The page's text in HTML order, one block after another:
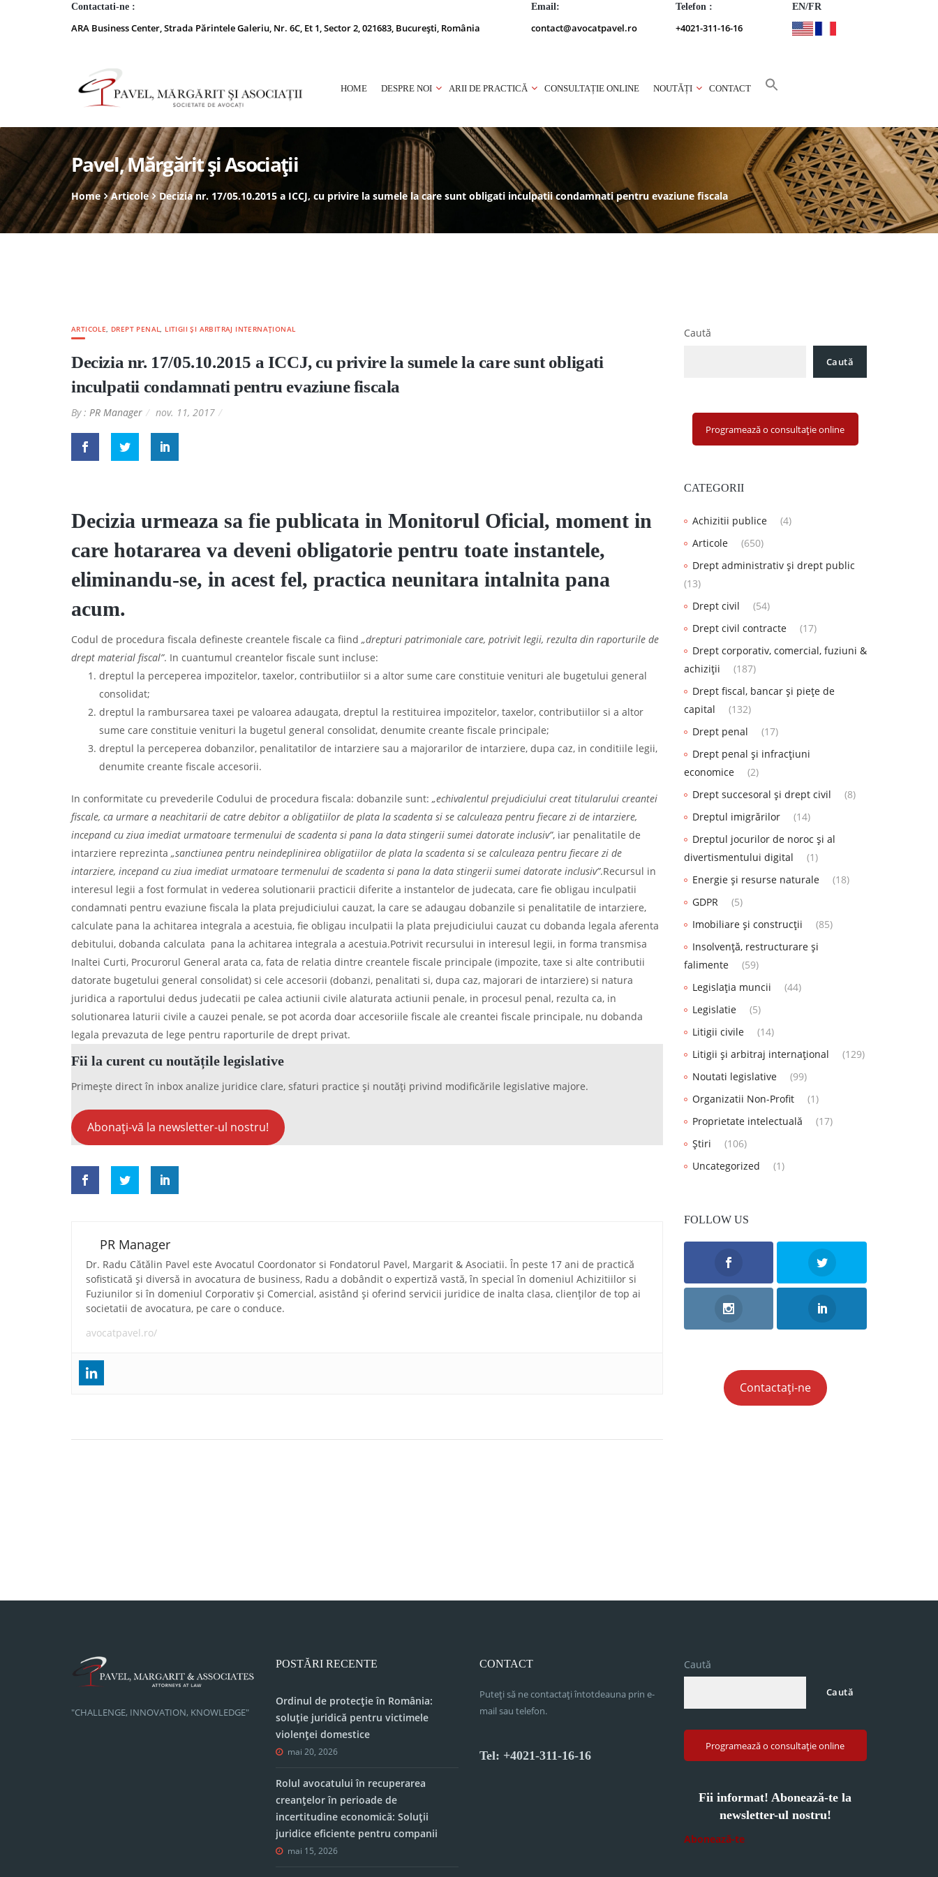
Contactati-ne :
ARA Business Center, Strada Părintele Galeriu, Nr. 6C, Et 1, Sector 2, 021683, București, România
Email:
contact@avocatpavel.ro
Telefon :
+4021-311-16-16
EN/FR
HOME DESPRE NOI ARII DE PRACTICĂ CONSULTAȚIE ONLINE NOUTĂȚI CONTACT
Pavel, Mărgărit și Asociații
Home Articole Decizia nr. 17/05.10.2015 a ICCJ, cu privire la sumele la care sunt obligati inculpatii condamnati pentru evaziune fiscala
ARTICOLE, DREPT PENAL, LITIGII ȘI ARBITRAJ INTERNAȚIONAL
Decizia nr. 17/05.10.2015 a ICCJ, cu privire la sumele la care sunt obligati
inculpatii condamnati pentru evaziune fiscala
By : PR Manager nov. 11, 2017
Decizia urmeaza sa fie publicata in Monitorul Oficial, moment in
care hotararea va deveni obligatorie pentru toate instantele,
eliminandu-se, in acest fel, practica neunitara intalnita pana
acum.
Codul de procedura fiscala defineste creantele fiscale ca fiind „drepturi patrimoniale care, potrivit legii, rezulta din raporturile de
drept material fiscal”. In cuantumul creantelor fiscale sunt incluse:
dreptul la perceperea impozitelor, taxelor, contributiilor si a altor sume care constituie venituri ale bugetului general
consolidat;
dreptul la rambursarea taxei pe valoarea adaugata, dreptul la restituirea impozitelor, taxelor, contributiilor si a altor
sume care constituie venituri la bugetul general consolidat, denumite creante fiscale principale;
dreptul la perceperea dobanzilor, penalitatilor de intarziere sau a majorarilor de intarziere, dupa caz, in conditiile legii,
denumite creante fiscale accesorii.
In conformitate cu prevederile Codului de procedura fiscala: dobanzile sunt: „echivalentul prejudiciului creat titularului creantei
fiscale, ca urmare a neachitarii de catre debitor a obligatiilor de plata la scadenta si se calculeaza pentru fiecare zi de intarziere,
incepand cu ziua imediat urmatoare termenului de scadenta si pana la data stingerii sumei datorate inclusiv”, iar penalitatile de
intarziere reprezinta „sanctiunea pentru neindeplinirea obligatiilor de plata la scadenta si se calculeaza pentru fiecare zi de
intarziere, incepand cu ziua imediat urmatoare termenului de scadenta si pana la data stingerii sumei datorate inclusiv”.Recursul in
interesul legii a fost formulat in vederea solutionarii practicii diferite a instantelor de judecata, care fie obligau inculpatii
condamnati pentru evaziune fiscala la plata prejudiciului cauzat, la care se adaugau dobanzile si penalitatile de intarziere,
calculate pana la achitarea integrala a acestuia, fie obligau inculpatii la plata prejudiciului cauzat cu dobanda legala aferenta
debitului, dobanda calculata pana la achitarea integrala a acestuia.Potrivit recursului in interesul legii, in forma transmisa
Inaltei Curti, Procurorul General arata ca, fata de relatia dintre creantele fiscale principale (impozite, taxe si alte contributii
datorate bugetului general consolidat) si cele accesorii (dobanzi, penalitati si, dupa caz, majorari de intarziere) si natura
juridica a raportului dedus judecatii pe calea actiunii civile alaturata actiunii penale, in procesul penal, rezulta ca, in
solutionarea laturii civile a cauzei penale, se pot acorda doar accesoriile fiscale ale creantei fiscale principale, nu dobanda
legala prevazuta de lege pentru raporturile de drept privat.
Fii la curent cu noutățile legislative
Primește direct în inbox analize juridice clare, sfaturi practice și noutăți privind modificările legislative majore.
Abonați-vă la newsletter-ul nostru!
PR Manager
Dr. Radu Cătălin Pavel este Avocatul Coordonator si Fondatorul Pavel, Margarit & Asociatii. În peste 17 ani de practică
sofisticată și diversă in avocatura de business, Radu a dobândit o expertiză vastă, în special în domeniul Achizitiilor si
Fuziunilor si în domeniul Corporativ și Comercial, asistând și oferind servicii juridice de inalta clasa, clienților de top ai
societatii de avocatura, pe care o conduce.
avocatpavel.ro/
Caută
Caută
Programează o consultație online
CATEGORII
Achizitii publice
(4)
Articole
(650)
Drept administrativ și drept public
(13)
Drept civil
(54)
Drept civil contracte
(17)
Drept corporativ, comercial, fuziuni &
achiziții
(187)
Drept fiscal, bancar și piețe de
capital
(132)
Drept penal
(17)
Drept penal și infracțiuni
economice
(2)
Drept succesoral și drept civil
(8)
Dreptul imigrărilor
(14)
Dreptul jocurilor de noroc și al
divertismentului digital
(1)
Energie și resurse naturale
(18)
GDPR
(5)
Imobiliare și construcții
(85)
Insolvență, restructurare și
falimente
(59)
Legislația muncii
(44)
Legislatie
(5)
Litigii civile
(14)
Litigii și arbitraj internațional
(129)
Noutati legislative
(99)
Organizatii Non-Profit
(1)
Proprietate intelectuală
(17)
Știri
(106)
Uncategorized
(1)
FOLLOW US
Contactați-ne
"CHALLENGE, INNOVATION, KNOWLEDGE"
POSTĂRI RECENTE
Ordinul de protecție în România:
soluție juridică pentru victimele
violenței domestice
mai 20, 2026
Rolul avocatului în recuperarea
creanțelor în perioade de
incertitudine economică: Soluții
juridice eficiente pentru companii
mai 15, 2026
CONTACT
Puteți să ne contactați întotdeauna prin e-
mail sau telefon.
Tel: +4021-311-16-16
Caută
Caută
Programează o consultație online
Fii informat! Abonează-te la
newsletter-ul nostru!
Abonează-te